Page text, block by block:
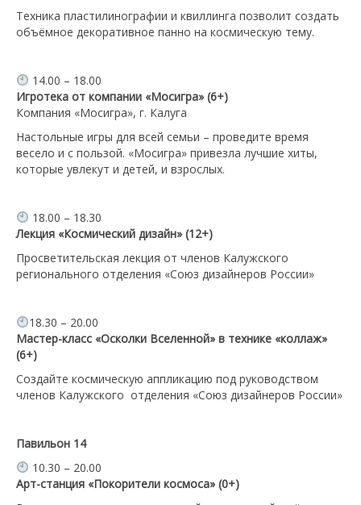
Техника пластилинографии и квиллинга позволит создать
объёмное декоративное панно на космическую тему.
14.00 – 18.00
Игротека от компании «Мосигра» (6+)
Компания «Мосигра», г. Калуга
Настольные игры для всей семьи – проведите время
весело и с пользой. «Мосигра» привезла лучшие хиты,
которые увлекут и детей, и взрослых.
18.00 – 18.30
Лекция «Космический дизайн» (12+)
Просветительская лекция от членов Калужского
регионального отделения «Союз дизайнеров России»
18.30 – 20.00
Мастер-класс «Осколки Вселенной» в технике «коллаж»
(6+)
Создайте космическую аппликацию под руководством
членов Калужского отделения «Союз дизайнеров России»
Павильон 14
10.30 – 20.00
Арт-станция «Покорители космоса» (0+)